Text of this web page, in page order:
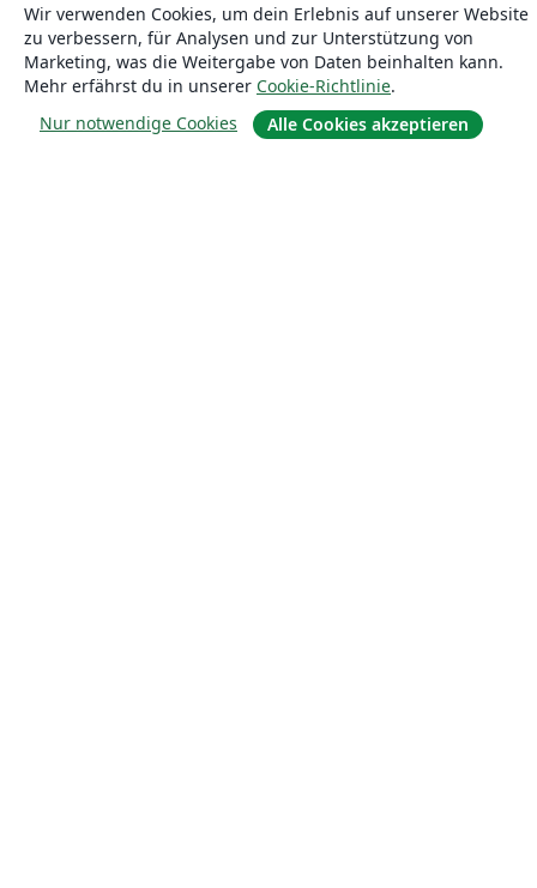
Blog
Lösungen
Wir verwenden Cookies, um dein Erlebnis auf unserer Website
zu verbessern, für Analysen und zur Unterstützung von
Marketing, was die Weitergabe von Daten beinhalten kann.
Mehr erfährst du in unserer Cookie-Richtlinie.
Nur notwendige Cookies
Alle Cookies akzeptieren